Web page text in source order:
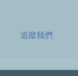
追蹤我們